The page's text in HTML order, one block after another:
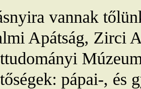
vannak
Apátság, Zirci
pápai-, és